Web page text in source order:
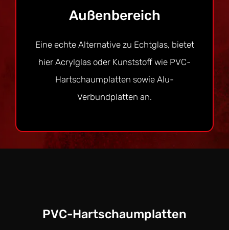
Außenbereich
Eine echte Alternative zu Echtglas, bietet
hier Acrylglas oder Kunststoff wie PVC-
Hartschaumplatten sowie Alu-
Verbundplatten an.
PVC-Hartschaumplatten